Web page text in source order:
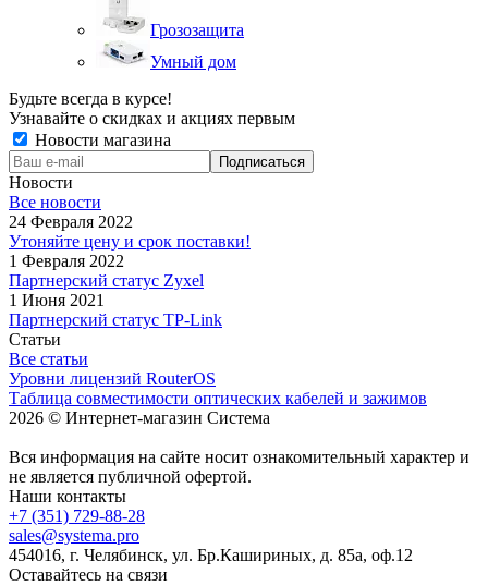
Грозозащита
Умный дом
Будьте всегда в курсе!
Узнавайте о скидках и акциях первым
Новости магазина
Новости
Все новости
24 Февраля 2022
Утоняйте цену и срок поставки!
1 Февраля 2022
Партнерский статус Zyxel
1 Июня 2021
Партнерский статус TP-Link
Статьи
Все статьи
Уровни лицензий RouterOS
Таблица совместимости оптических кабелей и зажимов
2026 © Интернет-магазин Система
Вся информация на сайте носит ознакомительный характер и
не является публичной офертой.
Наши контакты
+7 (351) 729-88-28
sales@systema.pro
454016, г. Челябинск, ул. Бр.Кашириных, д. 85а, оф.12
Оставайтесь на связи